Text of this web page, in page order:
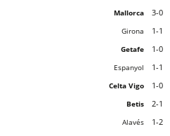
Mallorca
3-0
Girona
1-1
Getafe
1-0
Espanyol
1-1
Celta Vigo
1-0
Betis
2-1
Alavés
1-2